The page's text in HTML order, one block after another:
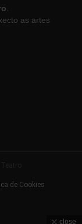
.
as artes
de Cookies
close